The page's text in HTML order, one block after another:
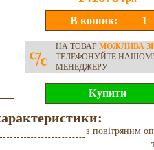
% НА ТОВАР МОЖЛИВА
ТЕЛЕФОНУЙТЕ
МЕНЕДЖЕРУ
з повітряним